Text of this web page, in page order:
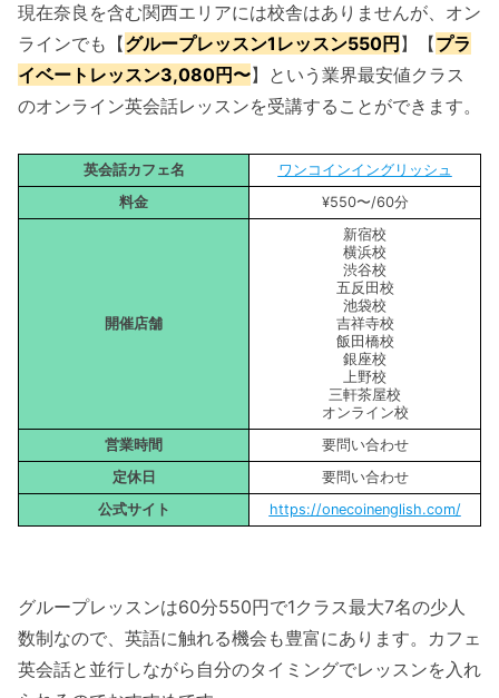
現在奈良を含む関西エリアには校舎はありませんが、オン
ラインでも【グループレッスン1レッスン550円 】【プラ
イベートレッスン3,080円〜】という業界最安値クラス
のオンライン英会話レッスンを受講することができます。
英会話カフェ名
ワンコインイングリッシュ
料金
¥550〜/60分
開催店舗
新宿校
横浜校
渋谷校
五反田校
池袋校
吉祥寺校
飯田橋校
銀座校
上野校
三軒茶屋校
オンライン校
営業時間
要問い合わせ
定休日
要問い合わせ
公式サイト
https://onecoinenglish.com/
グループレッスンは60分550円で1クラス最大7名の少人
数制なので、英語に触れる機会も豊富にあります。カフェ
英会話と並行しながら自分のタイミングでレッスンを入れ